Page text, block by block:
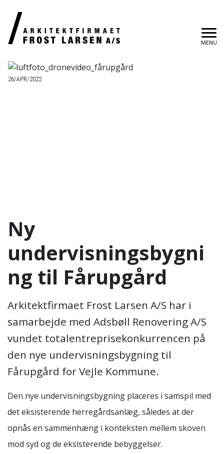
MENU
26/APR/2022
Ny
undervisningsbygni
ng til Fårupgård
Arkitektfirmaet Frost Larsen A/S har i
samarbejde med Adsbøll Renovering A/S
vundet totalentreprisekonkurrencen på
den nye undervisningsbygning til
Fårupgård for Vejle Kommune.
Den nye undervisningsbygning placeres i samspil med
det eksisterende herregårdsanlæg, således at der
opnås en sammenhæng i konteksten mellem skoven
mod syd og de eksisterende bebyggelser.